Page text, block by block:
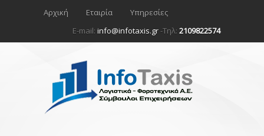
Αρχική Εταιρία
Υπηρεσίες
E-mail: info@infotaxis.gr-Τηλ: 2109822574